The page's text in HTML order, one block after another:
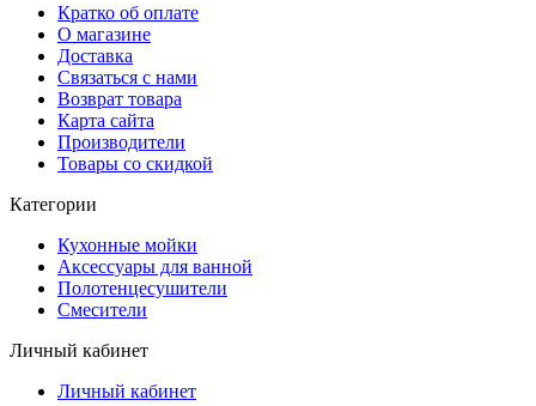
Кратко об оплате
О магазине
Доставка
Связаться с нами
Возврат товара
Карта сайта
Производители
Товары со скидкой
Категории
Кухонные мойки
Аксессуары для ванной
Полотенцесушители
Смесители
Личный кабинет
Личный кабинет